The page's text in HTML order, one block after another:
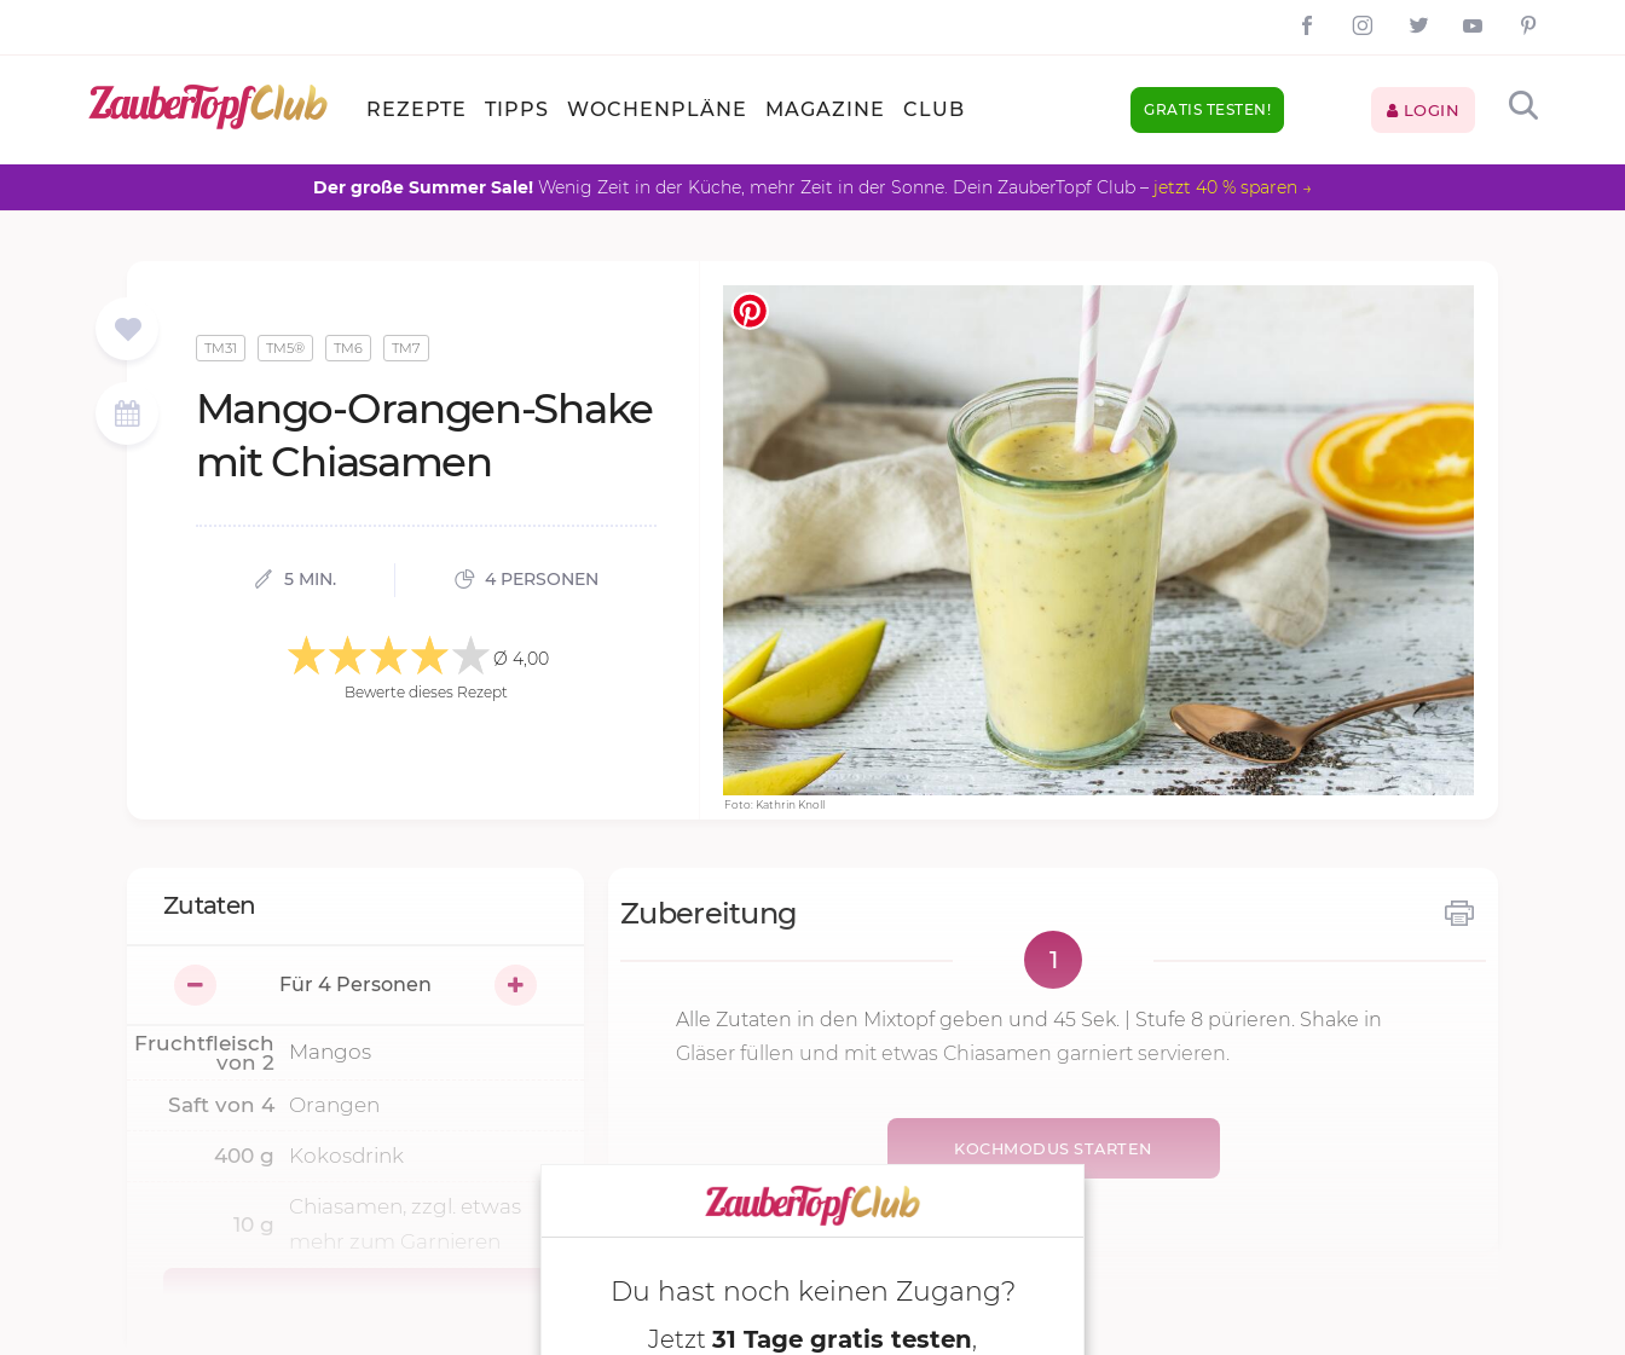
REZEPTE TIPPS WOCHENPLÄNE MAGAZINE CLUB GRATIS TESTEN! LOGIN
Der große Summer Sale! Wenig Zeit in der Küche, mehr Zeit in der Sonne. Dein ZauberTopf Club – jetzt 40 % sparen →
Foto: Kathrin Knoll
TM31 TM5® TM6 TM7
Man­go-Oran­gen-Shake
mit Chia­sa­men
5 MIN. 4 PERSONEN
Ø 4,00
Bewerte dieses Rezept
Zubereitung
1
Alle Zutaten in den Mixtopf geben und 45 Sek. Stufe 8 pürieren. Shake in
Gläser füllen und mit etwas Chiasamen garniert servieren.
KOCHMODUS STARTEN
Zutaten
Für 4 Personen
Fruchtfleisch
von 2 Mangos
Saft von 4 Orangen
400 g Kokosdrink
10 g
Chiasamen, zzgl. etwas
mehr zum Garnieren
Du hast noch keinen Zugang?
Jetzt 31 Tage gratis testen,